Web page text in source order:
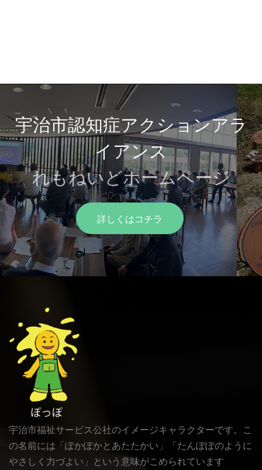
宇治市認知症アクションアラ
イアンス
れもねいどホームページ
詳しくはコチラ
宇治市福祉サービス公社のイメージキャラクターです。こ
の名前には「ぽかぽかとあたたかい」「たんぽぽのように
やさしく力づよい」という意味がこめられています